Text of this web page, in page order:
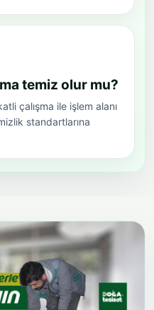
temiz olur mu?
çalışma ile işlem alanı
standartlarına